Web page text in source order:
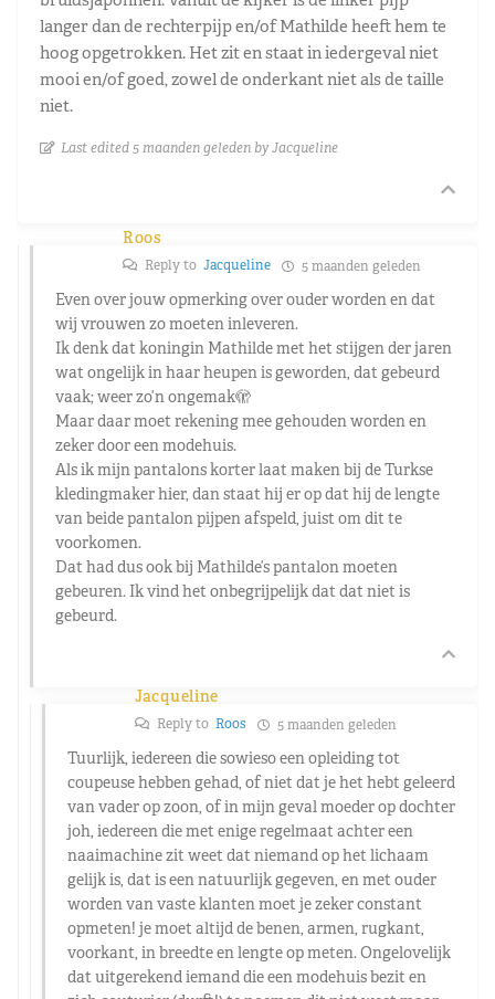
langer dan de rechterpijp en/of Mathilde heeft hem te
hoog opgetrokken. Het zit en staat in iedergeval niet
mooi en/of goed, zowel de onderkant niet als de taille
niet.
Last edited 5 maanden geleden by Jacqueline
Roos
Reply to Jacqueline 5 maanden geleden
Even over jouw opmerking over ouder worden en dat
wij vrouwen zo moeten inleveren.
Ik denk dat koningin Mathilde met het stijgen der jaren
wat ongelijk in haar heupen is geworden, dat gebeurd
vaak; weer zo’n ongemak🫣
Maar daar moet rekening mee gehouden worden en
zeker door een modehuis.
Als ik mijn pantalons korter laat maken bij de Turkse
kledingmaker hier, dan staat hij er op dat hij de lengte
van beide pantalon pijpen afspeld, juist om dit te
voorkomen.
Dat had dus ook bij Mathilde’s pantalon moeten
gebeuren. Ik vind het onbegrijpelijk dat dat niet is
gebeurd.
Jacqueline
Reply to Roos 5 maanden geleden
Tuurlijk, iedereen die sowieso een opleiding tot
coupeuse hebben gehad, of niet dat je het hebt geleerd
van vader op zoon, of in mijn geval moeder op dochter
joh, iedereen die met enige regelmaat achter een
naaimachine zit weet dat niemand op het lichaam
gelijk is, dat is een natuurlijk gegeven, en met ouder
worden van vaste klanten moet je zeker constant
opmeten! je moet altijd de benen, armen, rugkant,
voorkant, in breedte en lengte op meten. Ongelovelijk
dat uitgerekend iemand die een modehuis bezit en